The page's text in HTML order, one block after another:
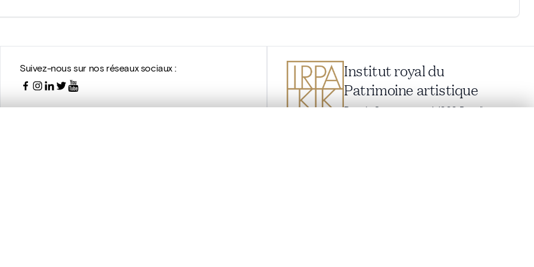
Suivez-nous sur nos réseaux sociaux :
Institut royal du
Patrimoine artistique
Parc du Cinquantenaire 1, 1000 Bruxelles,